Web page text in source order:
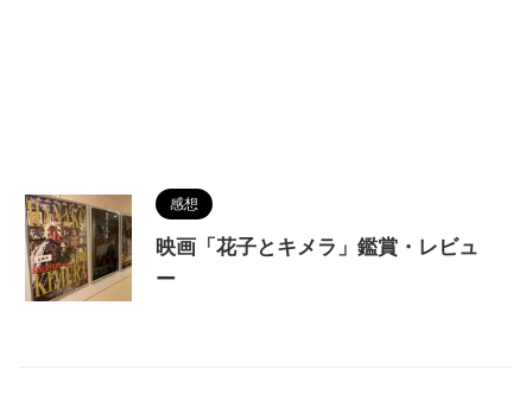
感想
映画「花子とキメラ」鑑賞・レビュ
ー